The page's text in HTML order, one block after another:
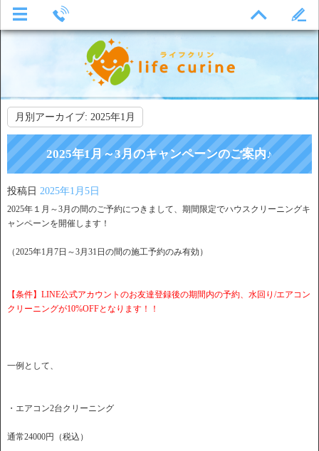
月別アーカイブ: 2025年1月
2025年1月～3月のキャンペーンのご案内♪
投稿日 2025年1月5日
2025年１月～3月の間のご予約につきまして、期間限定でハウスクリーニングキ
ャンペーンを開催します！
（2025年1月7日～3月31日の間の施工予約のみ有効）
【条件】LINE公式アカウントのお友達登録後の期間内の予約、水回り/エアコン
クリーニングが10%OFFとなります！！
一例として、
・エアコン2台クリーニング
通常24000円（税込）